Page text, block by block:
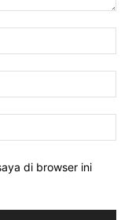
di browser ini